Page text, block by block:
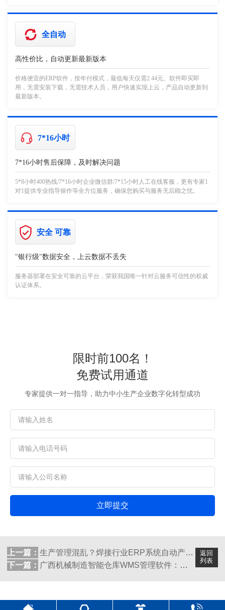
全自动
高性价比，自动更新最新版本
价格便宜的ERP软件，按年付模式，最低每天仅需2.44元。软件即买即
用，无需安装下载，无需技术人员，用户快速实现上云，产品自动更新到
最新版本。
7*16小时
7*16小时售后保障，及时解决问题
5*8小时400热线/7*16小时企业微信群/7*15小时人工在线客服，更有专家1
对1提供专业指导操作等全方位服务，确保您购买与服务无后顾之忧。
安全 可靠
"银行级"数据安全，上云数据不丢失
服务器部署在安全可靠的云平台，荣获我国唯一针对云服务可信性的权威
认证体系。
限时前100名！
免费试用通道
专家提供一对一指导，助力中小生产企业数字化转型成功
立即提交
返回
列表
上一篇： 生产管理混乱？焊接行业ERP系统自动产供...
下一篇： 广西机械制造智能仓库WMS管理软件：数据...